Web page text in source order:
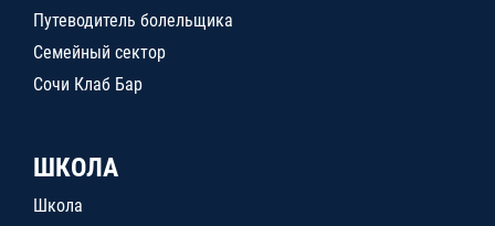
Путеводитель болельщика
Семейный сектор
Сочи Клаб Бар
ШКОЛА
Школа